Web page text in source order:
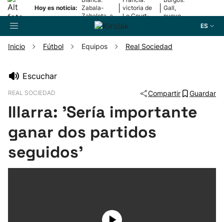
Hoy es noticia: Zabala-
Zabaleta, a
la final
victoria de
Le Court-
Pienaar
Gall,
nuevo
ES
Pelota
Remo
Inicio Fútbol Equipos Real Sociedad
Escuchar
REAL SOCIEDAD Compartir Guardar
Illarra: 'Sería importante
ganar dos partidos
seguidos'